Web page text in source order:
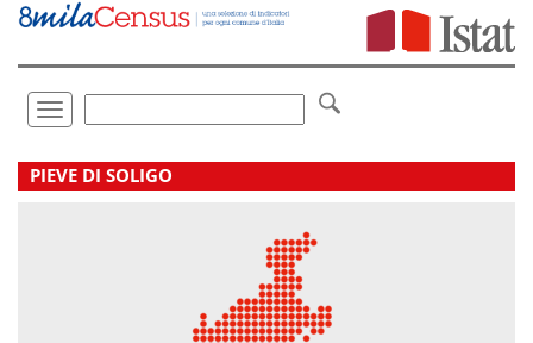
Vai
direttamente
Toggle
navigation
.
PIEVE DI SOLIGO